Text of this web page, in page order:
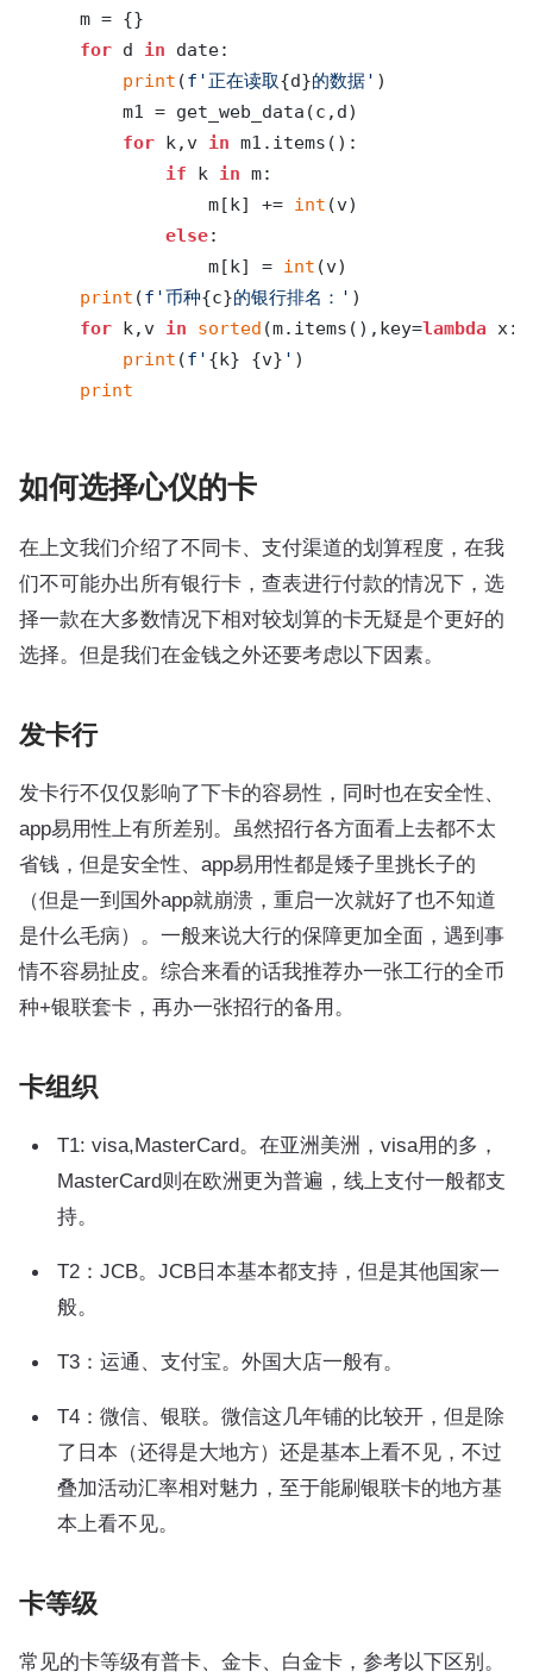
m = {}
for d in date:
print (f'正在读取{d}的数据' )
m1 = get_web_data(c,d)
for k,v in m1.items():
if k in m:
m[k] += int (v)
else:
m[k] = int (v)
print (f'币种{c}的银行排名：' )
for k,v in sorted (m.items(),key=lambda
print (f' {k} {v} ' )
print
如何选择心仪的卡
在上文我们介绍了不同卡、支付渠道的划算程度，在我
们不可能办出所有银行卡，查表进行付款的情况下，选
择一款在大多数情况下相对较划算的卡无疑是个更好的
选择。但是我们在金钱之外还要考虑以下因素。
发卡行
发卡行不仅仅影响了下卡的容易性，同时也在安全性、
app易用性上有所差别。虽然招行各方面看上去都不太
省钱，但是安全性、app易用性都是矮子里挑长子的
（但是一到国外app就崩溃，重启一次就好了也不知道
是什么毛病）。一般来说大行的保障更加全面，遇到事
情不容易扯皮。综合来看的话我推荐办一张工行的全币
种+银联套卡，再办一张招行的备用。
卡组织
T1: visa,MasterCard。在亚洲美洲，visa用的多，
MasterCard则在欧洲更为普遍，线上支付一般都支
持。
T2：JCB。JCB日本基本都支持，但是其他国家一
般。
T3：运通、支付宝。外国大店一般有。
T4：微信、银联。微信这几年铺的比较开，但是除
了日本（还得是大地方）还是基本上看不见，不过
叠加活动汇率相对魅力，至于能刷银联卡的地方基
本上看不见。
卡等级
常见的卡等级有普卡、金卡、白金卡，参考以下区别。